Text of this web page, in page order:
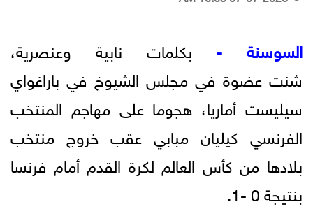
السوسنة -
بكلمات نابية وعنصرية،
شنت عضوة في مجلس الشيوخ في باراغواي
سيليست أماريا، هجوما على مهاجم المنتخب
الفرنسي كيليان مبابي عقب خروج منتخب
بلادها من كأس العالم لكرة القدم أمام فرنسا
بنتيجة 0 -1.